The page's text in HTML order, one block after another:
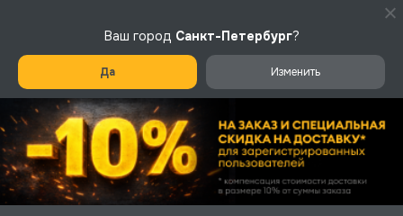
Ваш город Санкт-Петербург?
Да Изменить